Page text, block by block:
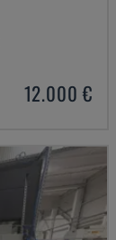
12.000 €